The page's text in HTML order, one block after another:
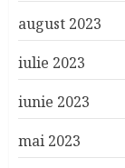
august 2023
iulie 2023
iunie 2023
mai 2023